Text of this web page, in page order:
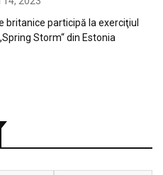
britanice participă la exerciţiul
Storm“ din Estonia